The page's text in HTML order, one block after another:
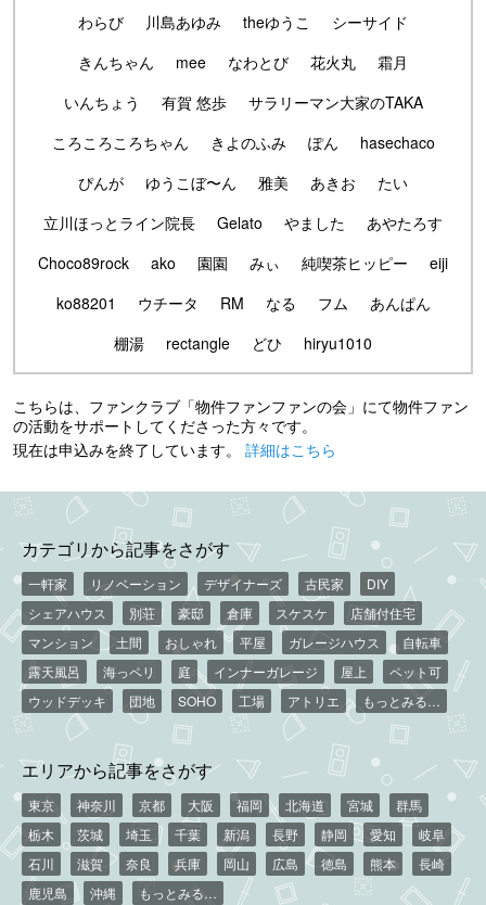
わらび
川島あゆみ theゆうこ
シーサイド
きんちゃん
mee なわとび 花火丸
霜月
いんちょう
有賀 悠歩
サラリーマン大家のTAKA
ころころころちゃん
きよのふみ ぽん
hasechaco
ぴんが
ゆうこぼ〜ん 雅美 あきお
たい
立川ほっとライン院長
Gelato やました
あやたろす
Choco89rock
ako 園園 みぃ 純喫茶ヒッピー
eiji
ko88201
ウチータ RM なる フム
あんぱん
棚湯
rectangle どひ hiryu1010
こちらは、ファンクラブ「物件ファンファンの会」にて物件ファン
の活動をサポートしてくださった方々です。
現在は申込みを終了しています。 詳細はこちら
カテゴリから記事をさがす
一軒家 リノベーション デザイナーズ 古民家
DIY
シェアハウス
別荘 豪邸 倉庫 スケスケ
店舗付住宅
マンション
土間 おしゃれ 平屋 ガレージハウス
自転車
露天風呂
海っペリ 庭 インナーガレージ 屋上
ペット可
ウッドデッキ
団地 SOHO 工場 アトリエ もっとみる…
エリアから記事をさがす
東京 神奈川 京都 大阪 福岡 北海道 宮城
群馬
栃木
茨城 埼玉 千葉 新潟 長野 静岡 愛知
岐阜
石川
滋賀 奈良 兵庫 岡山 広島 徳島 熊本
長崎
鹿児島
沖縄 もっとみる…